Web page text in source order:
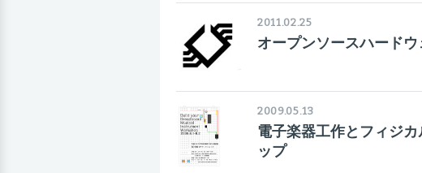
2011.02.25
オープンソースハードウ
2009.05.13
電子楽器工作とフィジ
ップ